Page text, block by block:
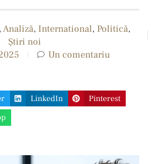
, Analiză, International, Politică,
Ştiri noi
Un comentariu
LinkedIn
Pinterest